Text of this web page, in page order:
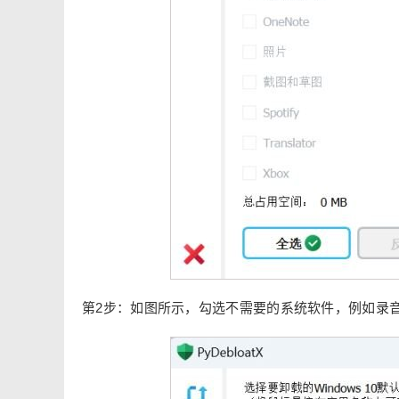
第2步：如图所示，勾选不需要的系统软件，例如录